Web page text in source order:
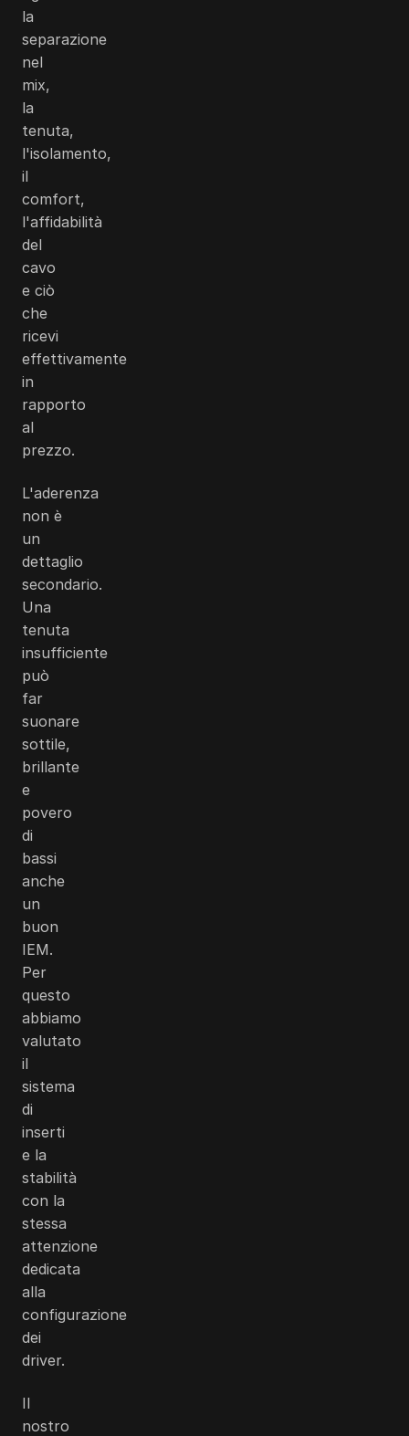
la
separazione
nel
mix,
la
tenuta,
l'isolamento,
il
comfort,
l'affidabilità
del
cavo
e ciò
che
ricevi
effettivamente
in
rapporto
al
prezzo.
L'aderenza
non è
un
dettaglio
secondario.
Una
tenuta
insufficiente
può
far
suonare
sottile,
brillante
e
povero
di
bassi
anche
un
buon
IEM.
Per
questo
abbiamo
valutato
il
sistema
di
inserti
e la
stabilità
con la
stessa
attenzione
dedicata
alla
configurazione
dei
driver.
Il
nostro